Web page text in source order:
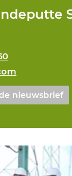
nieuwsbrief